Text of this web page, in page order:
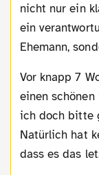
nicht nur ein
ein
Ehemann,
Vor knapp 7 Wochen hast du mich gedrückt, mir
einen
ich doch bitte
Natürlich hat
dass es das